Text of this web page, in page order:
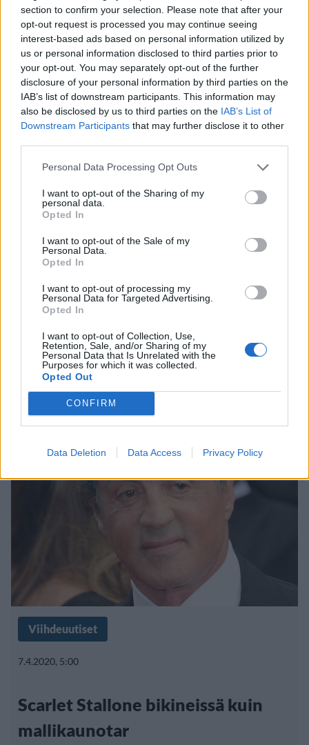
section to confirm your selection. Please note that after your
opt-out request is processed you may continue seeing
interest-based ads based on personal information utilized by
us or personal information disclosed to third parties prior to
your opt-out. You may separately opt-out of the further
disclosure of your personal information by third parties on the
IAB’s list of downstream participants. This information may
also be disclosed by us to third parties on the IAB’s List of
Downstream Participants that may further disclose it to other
Personal Data Processing Opt Outs
I want to opt-out of the Sharing of my
personal data.
Opted In
I want to opt-out of the Sale of my
Personal Data.
Opted In
I want to opt-out of processing my
Personal Data for Targeted Advertising.
Opted In
I want to opt-out of Collection, Use,
Retention, Sale, and/or Sharing of my
Personal Data that Is Unrelated with the
Purposes for which it was collected.
Opted Out
CONFIRM
Data Deletion Data Access Privacy Policy
Kela voi leikata tukia ulkomaanmatkan
vuoksi
Suolikaasun tuoksu levisi Spider-Man -
näytöksessä – yleisö poistui paikalta
27.7.2020, 17:20
Stallonen tyttäret kuin
missikisoista – isä julkaisi kuvan
tyrmäävästä kolmikosta
Viihdeuutiset
7.4.2020, 5:00
Scarlet Stallone bikineissä kuin
mallikaunotar